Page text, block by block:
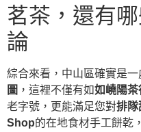
茗茶，還有
論
綜合來看，中山區確實是
圖 ，這裡不僅有如如嶢陽茶
老字號，更能滿足您對排隊
Shop的在地食材手工餅乾